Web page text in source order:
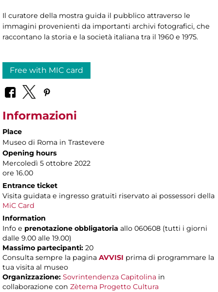
Il curatore della mostra guida il pubblico attraverso le
immagini provenienti da importanti archivi fotografici, che
raccontano la storia e la società italiana tra il 1960 e 1975.
Free with MIC card
Informazioni
Place
Museo di Roma in Trastevere
Opening hours
Mercoledì 5 ottobre 2022
ore 16.00
Entrance ticket
Visita guidata e ingresso gratuiti riservato ai possessori della
MiC Card
Information
Info e prenotazione obbligatoria allo 060608 (tutti i giorni
dalle 9.00 alle 19.00)
Massimo partecipanti: 20
Consulta sempre la pagina AVVISI prima di programmare la
tua visita al museo
Organizzazione: Sovrintendenza Capitolina in
collaborazione con Zètema Progetto Cultura